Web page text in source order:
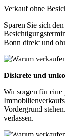
Verkauf ohne
Sparen Sie sich
Bonn direkt und
Diskrete und
Wir sorgen für
Vordergrund
verlassen.